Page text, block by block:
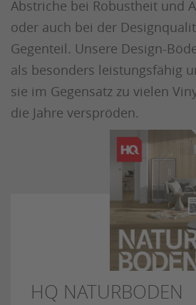
Abstriche bei Robustheit und
oder auch bei der
Gegenteil. Unsere Design-
als besonders leistungsfähig
sie im Gegensatz zu vielen
die Jahre verspröden.
HQ NATURBODEN